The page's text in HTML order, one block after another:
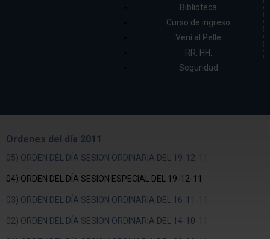
Biblioteca
Curso de ingreso
Vení al Pelle
RR. HH.
Seguridad
Ordenes del día 2011
05) ORDEN DEL DÍA SESION ORDINARIA DEL 19-12-11
04) ORDEN DEL DÍA SESION ESPECIAL DEL 19-12-11
03) ORDEN DEL DÍA SESION ORDINARIA DEL 16-11-11
02) ORDEN DEL DÍA SESION ORDINARIA DEL 14-10-11